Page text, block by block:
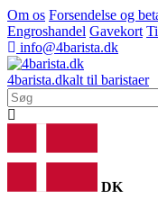
Om os Forsendelse og
Engroshandel Gavekort
info@4barista.dk
4barista.dkalt til baristaer
DK